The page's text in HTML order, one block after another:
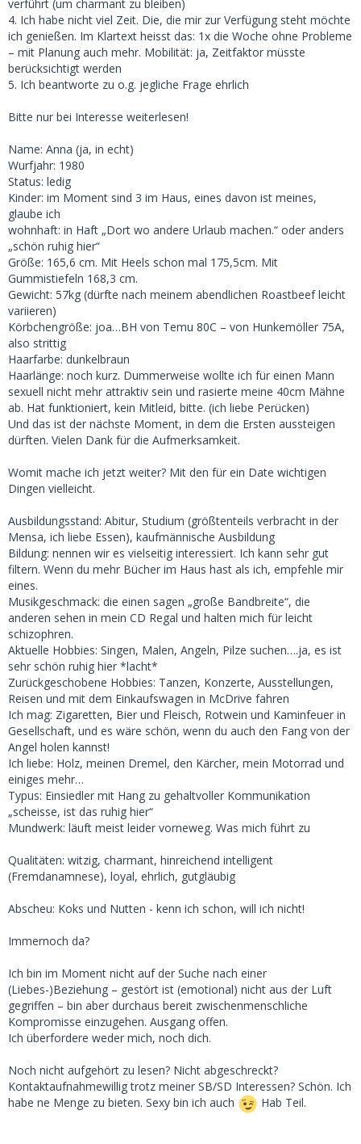
verführt (um charmant zu bleiben)
4. Ich habe nicht viel Zeit. Die, die mir zur Verfügung steht möchte
ich genießen. Im Klartext heisst das: 1x die Woche ohne Probleme
– mit Planung auch mehr. Mobilität: ja, Zeitfaktor müsste
berücksichtigt werden
5. Ich beantworte zu o.g. jegliche Frage ehrlich
Bitte nur bei Interesse weiterlesen!
Name: Anna (ja, in echt)
Wurfjahr: 1980
Status: ledig
Kinder: im Moment sind 3 im Haus, eines davon ist meines,
glaube ich
wohnhaft: in Haft „Dort wo andere Urlaub machen.“ oder anders
„schön ruhig hier“
Größe: 165,6 cm. Mit Heels schon mal 175,5cm. Mit
Gummistiefeln 168,3 cm.
Gewicht: 57kg (dürfte nach meinem abendlichen Roastbeef leicht
variieren)
Körbchengröße: joa…BH von Temu 80C – von Hunkemöller 75A,
also strittig
Haarfarbe: dunkelbraun
Haarlänge: noch kurz. Dummerweise wollte ich für einen Mann
sexuell nicht mehr attraktiv sein und rasierte meine 40cm Mähne
ab. Hat funktioniert, kein Mitleid, bitte. (ich liebe Perücken)
Und das ist der nächste Moment, in dem die Ersten aussteigen
dürften. Vielen Dank für die Aufmerksamkeit.
Womit mache ich jetzt weiter? Mit den für ein Date wichtigen
Dingen vielleicht.
Ausbildungsstand: Abitur, Studium (größtenteils verbracht in der
Mensa, ich liebe Essen), kaufmännische Ausbildung
Bildung: nennen wir es vielseitig interessiert. Ich kann sehr gut
filtern. Wenn du mehr Bücher im Haus hast als ich, empfehle mir
eines.
Musikgeschmack: die einen sagen „große Bandbreite“, die
anderen sehen in mein CD Regal und halten mich für leicht
schizophren.
Aktuelle Hobbies: Singen, Malen, Angeln, Pilze suchen….ja, es ist
sehr schön ruhig hier *lacht*
Zurückgeschobene Hobbies: Tanzen, Konzerte, Ausstellungen,
Reisen und mit dem Einkaufswagen in McDrive fahren
Ich mag: Zigaretten, Bier und Fleisch, Rotwein und Kaminfeuer in
Gesellschaft, und es wäre schön, wenn du auch den Fang von der
Angel holen kannst!
Ich liebe: Holz, meinen Dremel, den Kärcher, mein Motorrad und
einiges mehr…
Typus: Einsiedler mit Hang zu gehaltvoller Kommunikation
„scheisse, ist das ruhig hier“
Mundwerk: läuft meist leider vorneweg. Was mich führt zu
Qualitäten: witzig, charmant, hinreichend intelligent
(Fremdanamnese), loyal, ehrlich, gutgläubig
Abscheu: Koks und Nutten - kenn ich schon, will ich nicht!
Immernoch da?
Ich bin im Moment nicht auf der Suche nach einer
(Liebes-)Beziehung – gestört ist (emotional) nicht aus der Luft
gegriffen – bin aber durchaus bereit zwischenmenschliche
Kompromisse einzugehen. Ausgang offen.
Ich überfordere weder mich, noch dich.
Noch nicht aufgehört zu lesen? Nicht abgeschreckt?
Kontaktaufnahmewillig trotz meiner SB/SD Interessen? Schön. Ich
habe ne Menge zu bieten. Sexy bin ich auch
Hab Teil.